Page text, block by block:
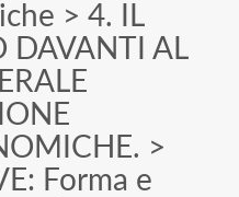
> 4. IL
DAVANTI AL
>
Forma e